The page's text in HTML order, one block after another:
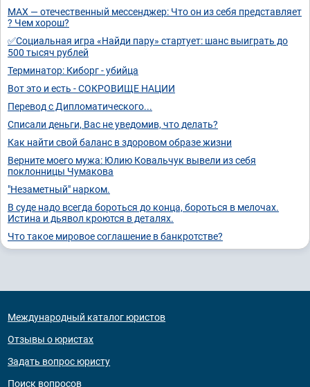
MAX — отечественный мессенджер: Что он из себя представляет
? Чем хорош?
✅Социальная игра «Найди пару» стартует: шанс выиграть до
500 тысяч рублей
Терминатор: Киборг - убийца
Вот это и есть - СОКРОВИЩЕ НАЦИИ
Перевод с Дипломатического...
Списали деньги, Вас не уведомив, что делать?
Как найти свой баланс в здоровом образе жизни
Верните моего мужа: Юлию Ковальчук вывели из себя
поклонницы Чумакова
"Незаметный" нарком.
В суде надо всегда бороться до конца, бороться в мелочах.
Истина и дьявол кроются в деталях.
Что такое мировое соглашение в банкротстве?
Международный каталог юристов
Отзывы о юристах
Задать вопрос юристу
Поиск вопросов